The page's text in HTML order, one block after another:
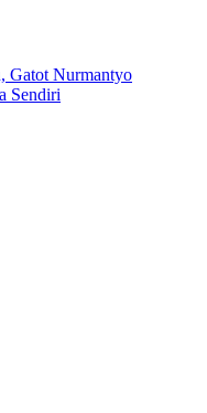
Gatot Nurmantyo
Sendiri